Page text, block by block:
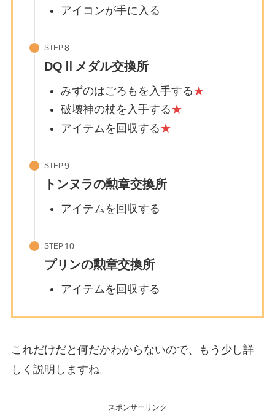
アイコンが手に入る
STEP
DQⅡメダル交換所
みずのはごろもを入手する★
破壊神の杖を入手する★
アイテムを回収する★
STEP
トンヌラの勲章交換所
アイテムを回収する
STEP
プリンの勲章交換所
アイテムを回収する
これだけだと何だかわからないので、もう少し詳
しく説明しますね。
スポンサーリンク